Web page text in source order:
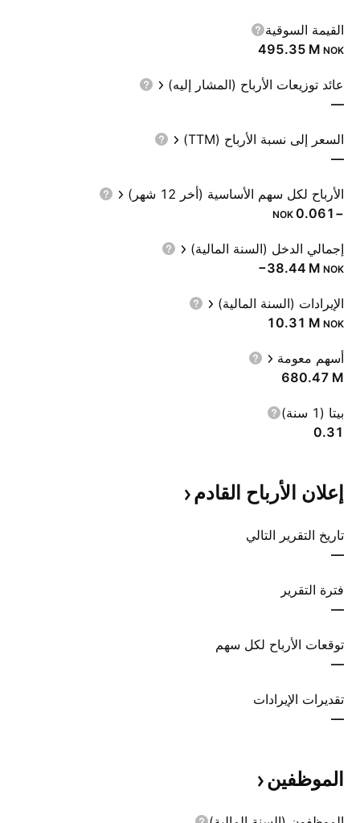
القيمة السوقية
‪495.35 M‬ NOK
عائد توزيعات الأرباح (المشار إليه)
—
السعر إلى نسبة الأرباح (TTM)
—
الأرباح لكل سهم الأساسية (أخر 12 شهر)
−0.061
NOK
إجمالي الدخل (السنة المالية)
‪−38.44 M‬ NOK
الإيرادات (السنة المالية)
‪10.31 M‬ NOK
أسهم معومة
‪680.47 M‬
بيتا (1 سنة)
0.31
إعلان الأرباح القادم
تاريخ التقرير التالي
—
فترة التقرير
—
توقعات الأرباح لكل سهم
—
تقديرات الإيرادات
—
الموظفين